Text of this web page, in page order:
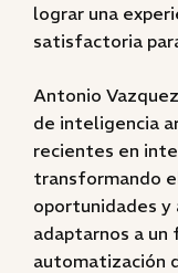
lograr una
satisfactoria
Antonio
de inteligencia
recientes en
transformando
oportunidades y
adaptarnos a
automatización